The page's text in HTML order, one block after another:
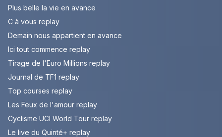
Plus belle la vie en avance
C à vous replay
Demain nous appartient en avance
Ici tout commence replay
Tirage de l'Euro Millions replay
Journal de TF1 replay
Top courses replay
Les Feux de l'amour replay
Cyclisme UCI World Tour replay
Le live du Quinté+ replay